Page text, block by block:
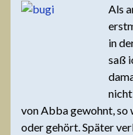
Als
in
saß
von Abba gewohnt, so
oder gehört. Später